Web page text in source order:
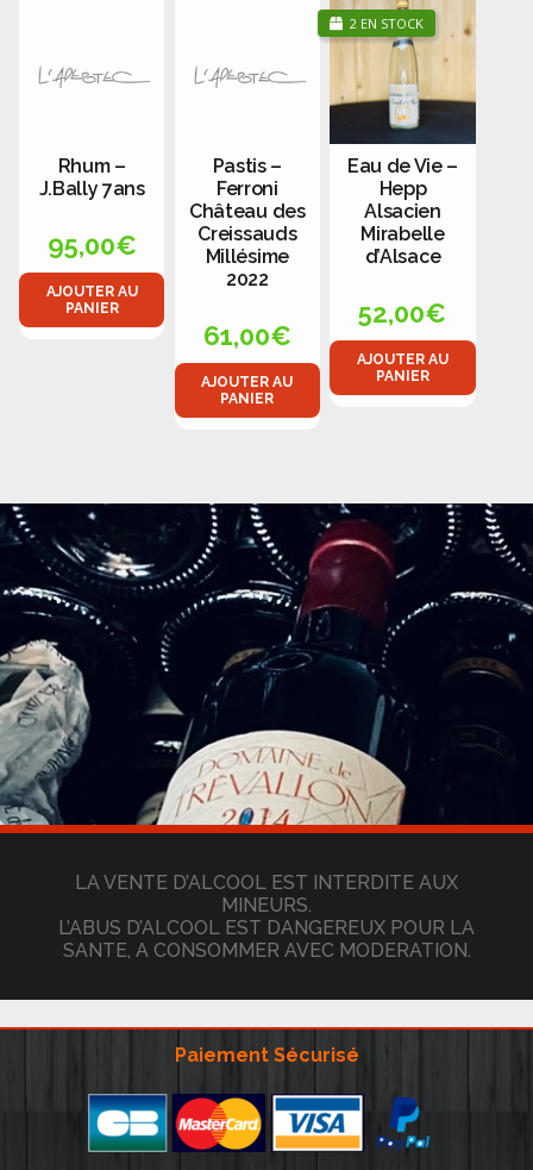
Rhum –
J.Bally 7ans
95,00€
AJOUTER AU
PANIER
Pastis –
Ferroni
Château des
Creissauds
Millésime
2022
61,00€
AJOUTER AU
PANIER
Eau de Vie –
Hepp
Alsacien
Mirabelle
d’Alsace
52,00€
AJOUTER AU
PANIER
2 EN STOCK
LA VENTE D’ALCOOL EST INTERDITE AUX
MINEURS.
L’ABUS D’ALCOOL EST DANGEREUX POUR LA
SANTE, A CONSOMMER AVEC MODERATION.
Paiement Sécurisé